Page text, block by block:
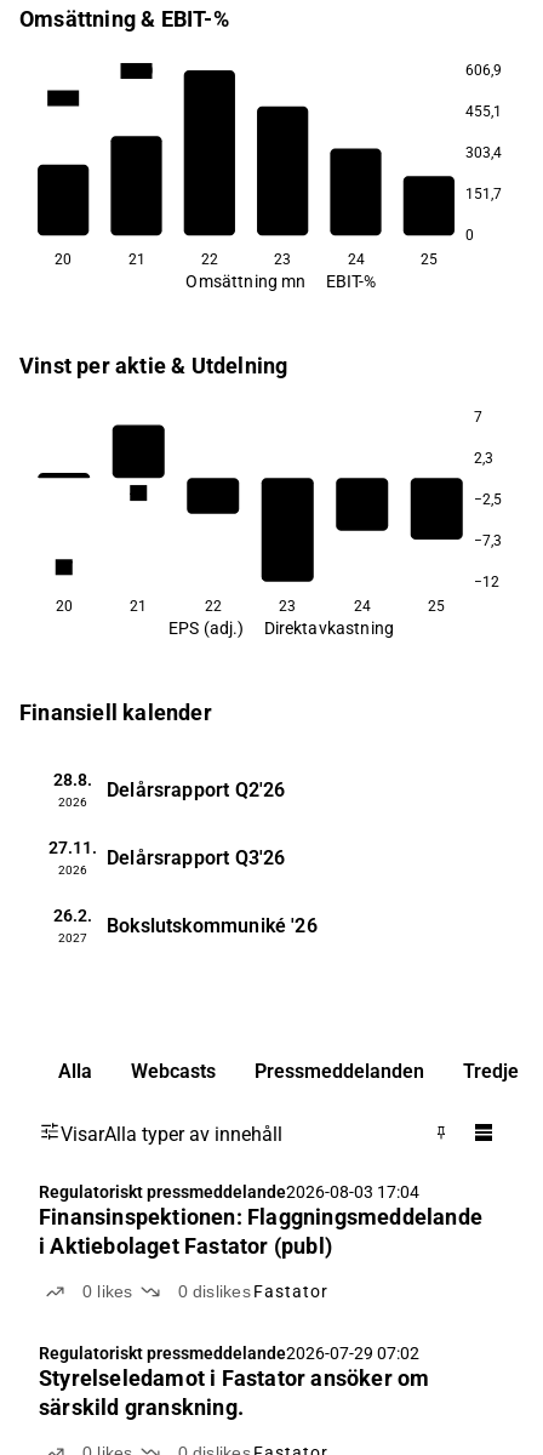
Omsättning & EBIT-%
606,9
455,1
303,4
151,7
0
194,0
20 21 22 23 24 25
Omsättning mn EBIT-%
Vinst per aktie & Utdelning
7
2,3
−2,5
−7,3
−12
0,7
4,2
20 21 22 23 24 25
EPS (adj.) Direktavkastning
Finansiell kalender
28.8.
2026
Delårsrapport Q2'26
27.11.
2026
Delårsrapport Q3'26
26.2.
2027
Bokslutskommuniké '26
Alla Webcasts Pressmeddelanden Tredje
VisarAlla typer av innehåll
Regulatoriskt pressmeddelande2026-08-03 17:04
Finansinspektionen: Flaggningsmeddelande
i Aktiebolaget Fastator (publ)
0 likes 0 dislikes Fastator
Regulatoriskt pressmeddelande2026-07-29 07:02
Styrelseledamot i Fastator ansöker om
särskild granskning.